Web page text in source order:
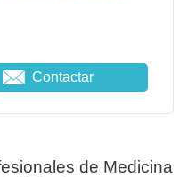
Contactar
de Medicina